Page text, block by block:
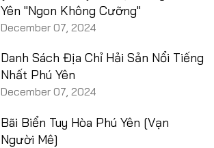
Yên "Ngon Không Cưỡng"
December 07, 2024
Danh Sách Địa Chỉ Hải Sản Nổi Tiếng
Nhất Phú Yên
December 07, 2024
Bãi Biển Tuy Hòa Phú Yên [Vạn
Người Mê]